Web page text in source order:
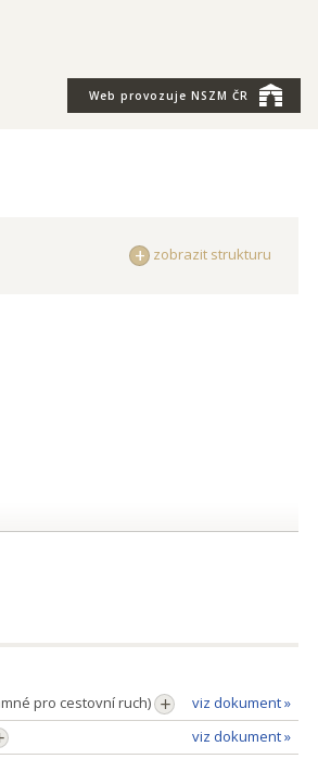
Web provozuje NSZM ČR
zobrazit strukturu
pro cestovní ruch)
viz dokument »
viz dokument »